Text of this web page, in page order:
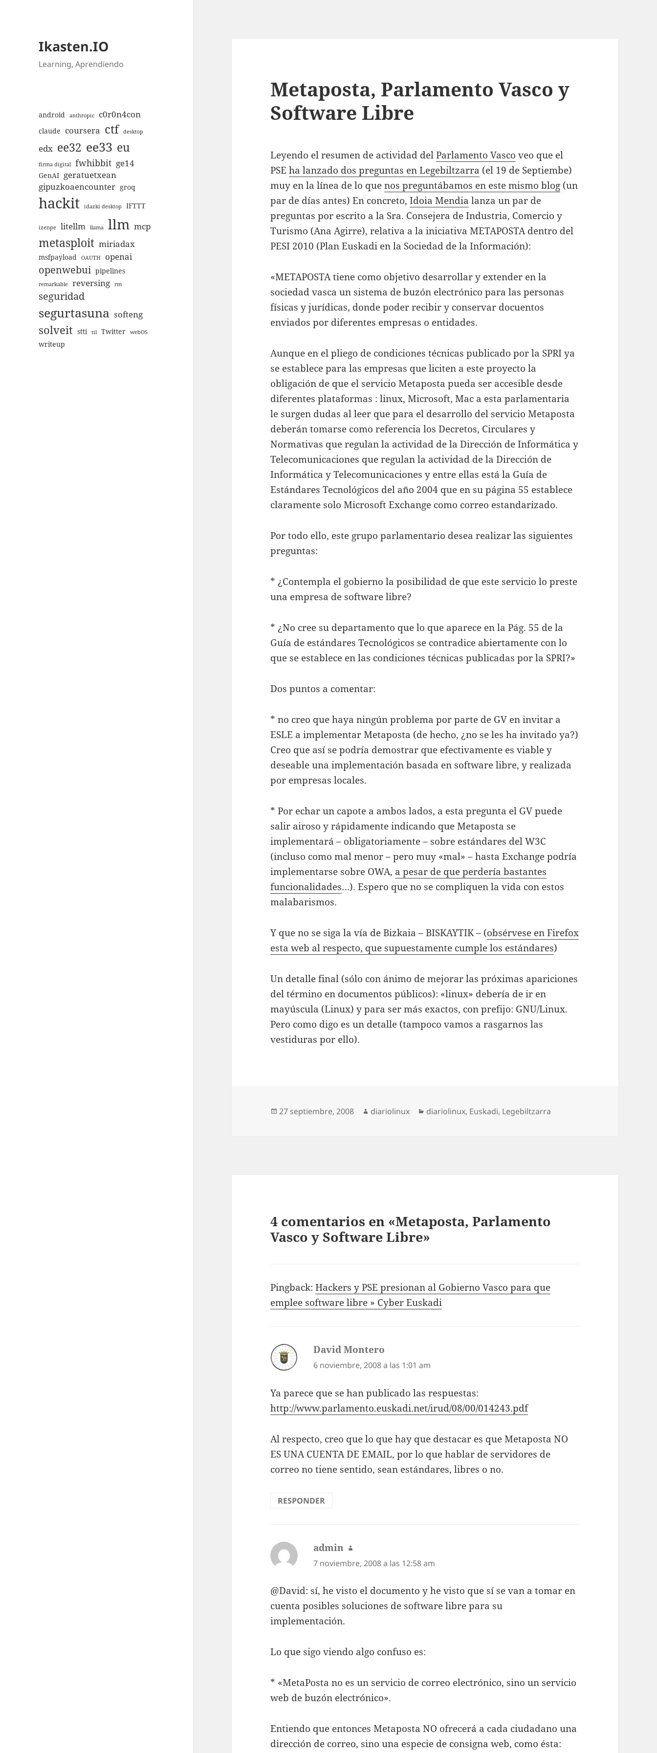
Ikasten.IO
Learning, Aprendiendo
android anthropic c0r0n4con
claude coursera ctf desktop
edx ee32 ee33 eu
firma digital fwhibbit ge14
GenAI geratuetxean
gipuzkoaencounter groq
hackit idazki desktop IFTTT
izenpe litellm llama llm mcp
metasploit miriadax
msfpayload OAUTH openai
openwebui pipelines
remarkable reversing rm
seguridad
segurtasuna softeng
solveit stti til Twitter webOS
writeup
Metaposta, Parlamento Vasco y
Software Libre
Leyendo el resumen de actividad delParlamento Vasco veo que el
PSEha lanzado dos preguntas en Legebiltzarra (el 19 de Septiembe)
muy en la línea de lo quenos preguntábamos en este mismo blog (un
par de días antes) En concreto,Idoia Mendia lanza un par de
preguntas por escrito a la Sra. Consejera de Industria, Comercio y
Turismo (Ana Agirre), relativa a la iniciativa METAPOSTA dentro del
PESI 2010 (Plan Euskadi en la Sociedad de la Información):
«METAPOSTA tiene como objetivo desarrollar y extender en la
sociedad vasca un sistema de buzón electrónico para las personas
físicas y jurídicas, donde poder recibir y conservar docuentos
enviados por diferentes empresas o entidades.
Aunque en el pliego de condiciones técnicas publicado por la SPRI ya
se establece para las empresas que liciten a este proyecto la
obligación de que el servicio Metaposta pueda ser accesible desde
diferentes plataformas : linux, Microsoft, Mac a esta parlamentaria
le surgen dudas al leer que para el desarrollo del servicio Metaposta
deberán tomarse como referencia los Decretos, Circulares y
Normativas que regulan la actividad de la Dirección de Informática y
Telecomunicaciones que regulan la actividad de la Dirección de
Informática y Telecomunicaciones y entre ellas está la Guía de
Estándares Tecnológicos del año 2004 que en su página 55 establece
claramente solo Microsoft Exchange como correo estandarizado.
Por todo ello, este grupo parlamentario desea realizar las siguientes
preguntas:
* ¿Contempla el gobierno la posibilidad de que este servicio lo preste
una empresa de software libre?
* ¿No cree su departamento que lo que aparece en la Pág. 55 de la
Guía de estándares Tecnológicos se contradice abiertamente con lo
que se establece en las condiciones técnicas publicadas por la SPRI?»
Dos puntos a comentar:
* no creo que haya ningún problema por parte de GV en invitar a
ESLE a implementar Metaposta (de hecho, ¿no se les ha invitado ya?)
Creo que así se podría demostrar que efectivamente es viable y
deseable una implementación basada en software libre, y realizada
por empresas locales.
* Por echar un capote a ambos lados, a esta pregunta el GV puede
salir airoso y rápidamente indicando que Metaposta se
implementará – obligatoriamente – sobre estándares del W3C
(incluso como mal menor – pero muy «mal» – hasta Exchange podría
implementarse sobre OWA, a pesar de que perdería bastantes
funcionalidades…). Espero que no se compliquen la vida con estos
malabarismos.
Y que no se siga la vía de Bizkaia – BISKAYTIK – (obsérvese en Firefox
esta web al respecto, que supuestamente cumple los estándares)
Un detalle final (sólo con ánimo de mejorar las próximas apariciones
del término en documentos públicos): «linux» debería de ir en
mayúscula (Linux) y para ser más exactos, con prefijo: GNU/Linux.
Pero como digo es un detalle (tampoco vamos a rasgarnos las
vestiduras por ello).
Publicado
27 septiembre, 2008 Autor
diariolinux Categorías
diariolinux, Euskadi, Legebiltzarra
4 comentarios en «Metaposta, Parlamento
Vasco y Software Libre»
Pingback:Hackers y PSE presionan al Gobierno Vasco para que
emplee software libre » Cyber Euskadi
David Montero
6 noviembre, 2008 a las 1:01 am
Ya parece que se han publicado las respuestas:
http://www.parlamento.euskadi.net/irud/08/00/014243.pdf
Al respecto, creo que lo que hay que destacar es que Metaposta NO
ES UNA CUENTA DE EMAIL, por lo que hablar de servidores de
correo no tiene sentido, sean estándares, libres o no.
RESPONDER
admin dice:
7 noviembre, 2008 a las 12:58 am
@David: sí, he visto el documento y he visto que sí se van a tomar en
cuenta posibles soluciones de software libre para su
implementación.
Lo que sigo viendo algo confuso es:
* «MetaPosta no es un servicio de correo electrónico, sino un servicio
web de buzón electrónico».
Entiendo que entonces Metaposta NO ofrecerá a cada ciudadano una
dirección de correo, sino una especie de consigna web, como ésta: